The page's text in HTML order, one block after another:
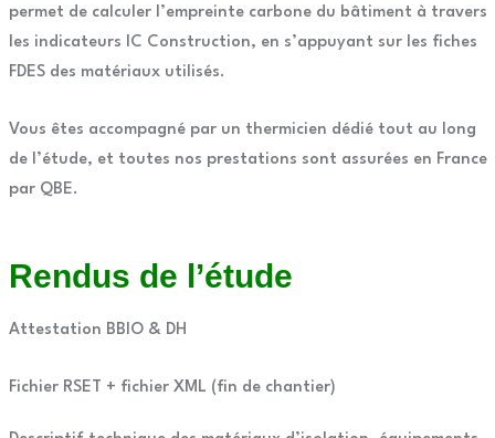
permet de calculer l’empreinte carbone du bâtiment à travers
les indicateurs IC Construction, en s’appuyant sur les fiches
FDES des matériaux utilisés.
Vous êtes accompagné par un thermicien dédié tout au long
de l’étude, et toutes nos prestations sont assurées en France
par QBE.
Rendus de l’étude
Attestation BBIO & DH
Fichier RSET + fichier XML (fin de chantier)